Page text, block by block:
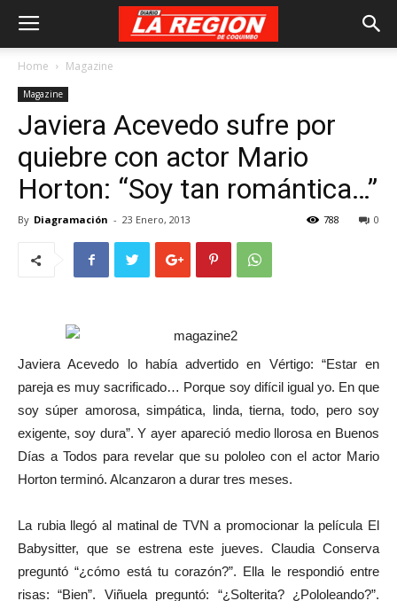
Home Magazine
Magazine
Javiera Acevedo sufre por
quiebre con actor Mario
Horton: “Soy tan romántica…”
By Diagramación - 23 Enero, 2013 0
788
Javiera Acevedo lo había advertido en Vértigo: “Estar en
pareja es muy sacrificado… Porque soy difícil igual yo. En que
soy súper amorosa, simpática, linda, tierna, todo, pero soy
exigente, soy dura”. Y ayer apareció medio llorosa en Buenos
Días a Todos para revelar que su pololeo con el actor Mario
Horton terminó. Alcanzaron a durar tres meses.
La rubia llegó al matinal de TVN a promocionar la película El
Babysitter, que se estrena este jueves. Claudia Conserva
preguntó “¿cómo está tu corazón?”. Ella le respondió entre
risas: “Bien”. Viñuela preguntó: “¿Solterita? ¿Pololeando?”.